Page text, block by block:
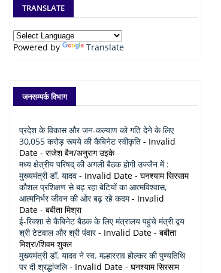
TRANSLATE
Powered by Translate
जनसम्पर्क विभाग
प्रदेश के विकास और जन-कल्याण को गति देने के लिए
30,055 करोड़ रूपये की कैबिनेट स्वीकृति - Invalid
Date - राजेश बैन/अनुराग उइके
मध्य क्षेत्रीय परिषद् की अगली बैठक होगी उज्जैन में :
मुख्यमंत्री डॉ. यादव - Invalid Date - घनश्याम सिरसाम
कौशल प्रशिक्षण से बढ़ रहा बेटियों का आत्मविश्वास,
आत्मनिर्भर जीवन की ओर बढ़ रहे कदम- Invalid
Date - बबीता मिश्रा
ई-रिक्शा से कैबिनेट बैठक के लिए मंत्रालय पहुंचे मंत्री द्वय
श्री टेटवाल और श्री पंवार- Invalid Date - बबीता
मिश्रा/शिवम शुक्ल
मुख्यमंत्री डॉ. यादव ने स्व. मल्हारराव होल्कर की पुण्यतिथि
पर दी श्रद्धांजलि- Invalid Date - घनश्याम सिरसाम